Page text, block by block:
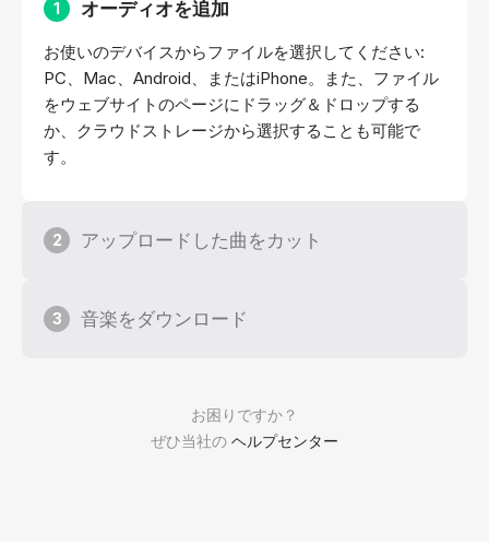
お困りですか？
ぜひ当社の ヘルプセンター
1 オーディオを追加
お使いのデバイスからファイルを選択してください:
PC、Mac、Android、またはiPhone。また、ファイル
をウェブサイトのページにドラッグ＆ドロップする
か、クラウドストレージから選択することも可能で
す。
2 アップロードした曲をカット
3 音楽をダウンロード